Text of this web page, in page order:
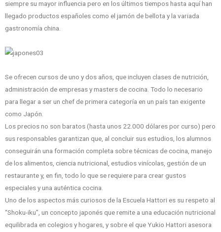
siempre su mayor influencia pero en los últimos tiempos hasta aquí han
llegado productos españoles como el jamón de bellota y la variada
gastronomía china.
Se ofrecen cursos de uno y dos años, que incluyen clases de nutrición,
administración de empresas y masters de cocina. Todo lo necesario
para llegar a ser un chef de primera categoría en un país tan exigente
como Japón.
Los precios no son baratos (hasta unos 22.000 dólares por curso) pero
sus responsables garantizan que, al concluir sus estudios, los alumnos
conseguirán una formación completa sobre técnicas de cocina, manejo
de los alimentos, ciencia nutricional, estudios vinícolas, gestión de un
restaurante y, en fin, todo lo que se requiere para crear gustos
especiales y una auténtica cocina.
Uno de los aspectos más curiosos de la Escuela Hattori es su respeto al
“Shoku-iku”, un concepto japonés que remite a una educación nutricional
equilibrada en colegios y hogares, y sobre el que Yukio Hattori asesora